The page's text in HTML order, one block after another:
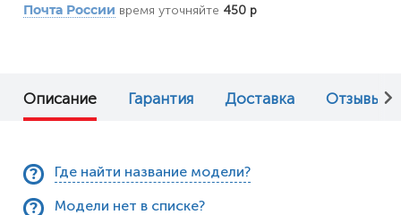
Почта России время уточняйте 450 р
Описание Гарантия Доставка Отзывы (0)
Где найти название модели?
Модели нет в списке?